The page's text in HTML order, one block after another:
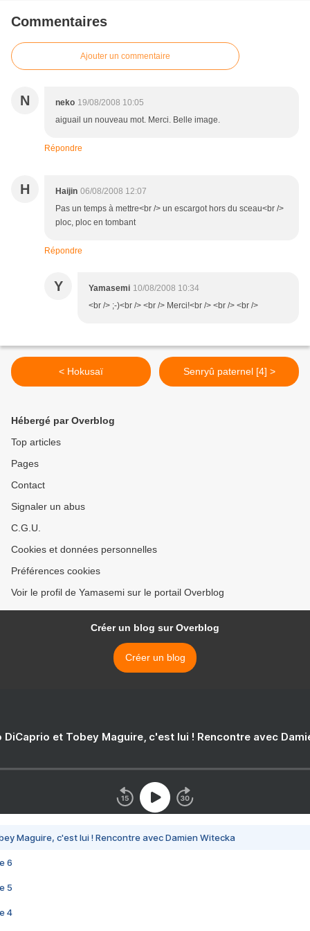
Commentaires
Ajouter un commentaire
N neko 19/08/2008 10:05
aiguail un nouveau mot. Merci. Belle image.
Répondre
H Haijin 06/08/2008 12:07
Pas un temps à mettre<br /> un escargot hors du sceau<br />
ploc, ploc en tombant
Répondre
Y Yamasemi 10/08/2008 10:34
<br /> ;-)<br /> <br /> Merci!<br /> <br /> <br />
< Hokusaï Senryû paternel [4] >
Hébergé par Overblog
Top articles
Pages
Contact
Signaler un abus
C.G.U.
Cookies et données personnelles
Préférences cookies
Voir le profil de Yamasemi sur le portail Overblog
Créer un blog sur Overblog
Créer un blog
DiCaprio et Tobey Maguire, c'est lui ! Rencontre avec
Maguire, c'est lui ! Rencontre avec Damien Witecka
6
5
4